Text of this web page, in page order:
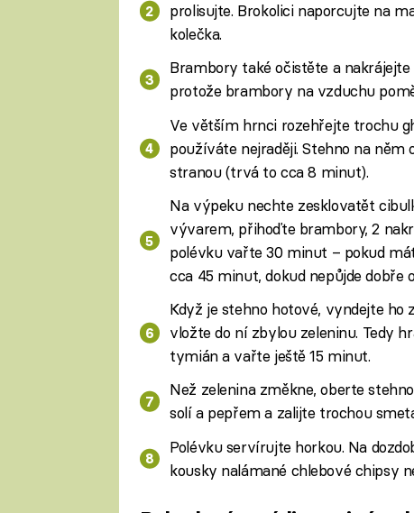
prolisujte. Brokolici naporcujte na
kolečka.
Brambory také očistěte a nakrájejte
protože brambory na vzduchu
Ve větším hrnci rozehřejte trochu
používáte nejraději. Stehno na
stranou (trvá to cca 8 minut).
Na výpeku nechte zesklovatět
vývarem, přihoďte brambory, 2
polévku vařte 30 minut – pokud
cca 45 minut, dokud nepůjde dobře
Když je stehno hotové, vyndejte ho
vložte do ní zbylou zeleninu. Tedy
tymián a vařte ještě 15 minut.
Než zelenina změkne, oberte
solí a pepřem a zalijte trochou
Polévku servírujte horkou. Na
kousky nalámané chlebové chipsy